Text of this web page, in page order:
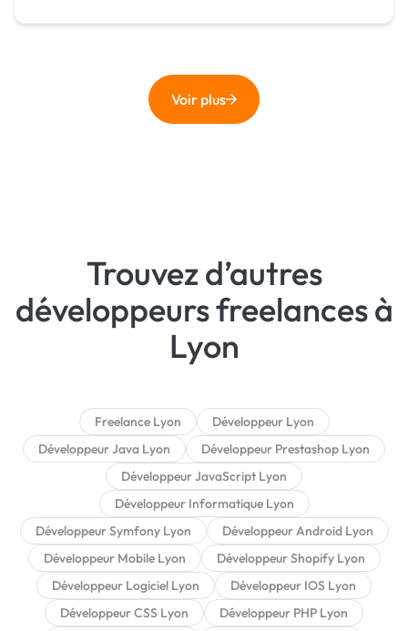
Voir plus
Trouvez d’autres
développeurs freelances à
Lyon
Freelance Lyon
Développeur Lyon
Développeur Java Lyon
Développeur Prestashop Lyon
Développeur JavaScript Lyon
Développeur Informatique Lyon
Développeur Symfony Lyon
Développeur Android Lyon
Développeur Mobile Lyon
Développeur Shopify Lyon
Développeur Logiciel Lyon
Développeur IOS Lyon
Développeur CSS Lyon
Développeur PHP Lyon